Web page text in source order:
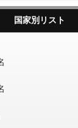
国家別リスト